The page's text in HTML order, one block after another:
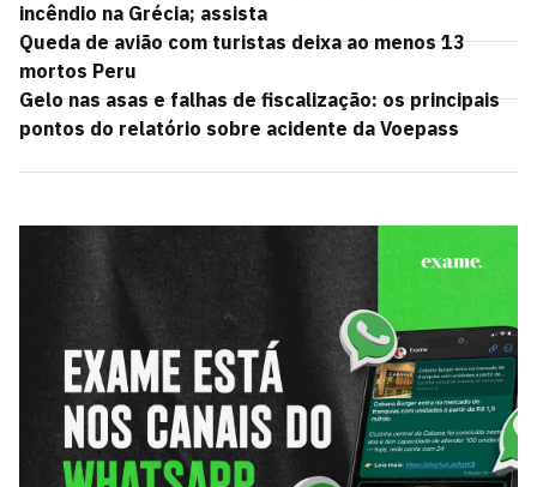
incêndio na Grécia; assista
Queda de avião com turistas deixa ao menos 13
mortos Peru
Gelo nas asas e falhas de fiscalização: os principais
pontos do relatório sobre acidente da Voepass